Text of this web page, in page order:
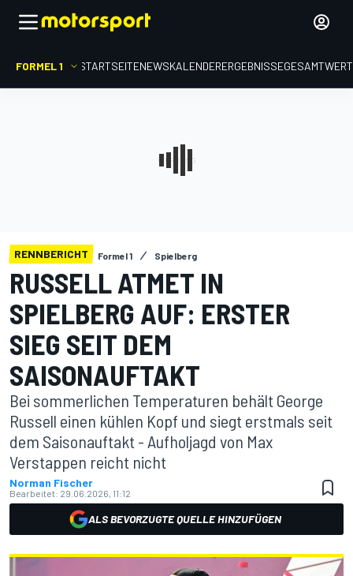
FORMEL 1 STARTSEITENEWSKALENDERERGEBNISSE
RENNBERICHT Formel 1 Spielberg
RUSSELL ATMET IN
SPIELBERG AUF: ERSTER
SIEG SEIT DEM
SAISONAUFTAKT
Bei sommerlichen Temperaturen behält George
Russell einen kühlen Kopf und siegt erstmals seit
dem Saisonauftakt - Aufholjagd von Max
Verstappen reicht nicht
Norman Fischer
Bearbeitet: 29.06.2026, 11:12
ALS BEVORZUGTE QUELLE HINZUFÜGEN